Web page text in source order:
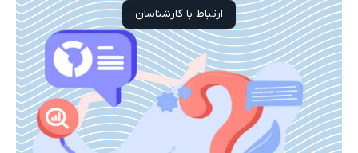
ارتباط با کارشناسان